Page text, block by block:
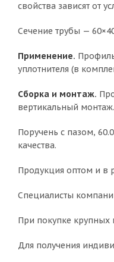
свойства зависят от
Сечение трубы —
Применение.
уплотнителя (в
Сборка и монтаж.
вертикальный
Поручень с пазом,
качества.
Продукция оптом и в
Специалисты
При покупке крупных
Для получения